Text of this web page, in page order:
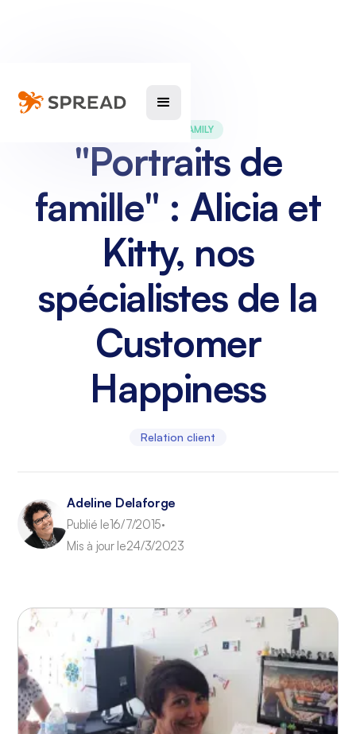
SPREAD FAMILY
"Portraits de
famille" : Alicia et
Kitty, nos
spécialistes de la
Customer
Happiness
Relation client
Adeline Delaforge
Publié le16/7/2015•
Mis à jour le24/3/2023